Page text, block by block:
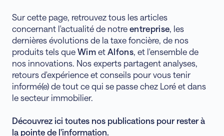
Sur cette page, retrouvez tous les articles
concernant l'actualité de notre entreprise, les
dernières évolutions de la taxe foncière, de nos
produits tels que Wim etAlfons, et l'ensemble de
nos innovations. Nos experts partagent analyses,
retours d'expérience et conseils pour vous tenir
informé(e) de tout ce qui se passe chez Loré et dans
le secteur immobilier.
Découvrez ici toutes nos publications pour rester à
la pointe de l'information.